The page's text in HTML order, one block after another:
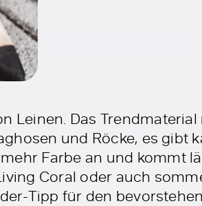
Leinen. Das
und Röcke, es gibt
Farbe an und kommt
Coral oder auch
Tipp für den